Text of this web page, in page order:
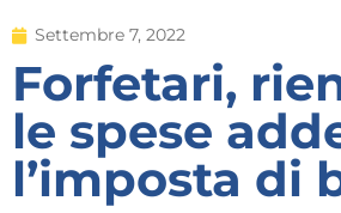
Settembre 7, 2022
Forfetari,
le spese
l’imposta di